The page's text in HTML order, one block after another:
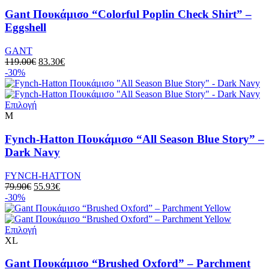
έχει
πολλαπλές
παραλλαγές.
μπορούν
επιλεγούν
στη
σελίδα
Gant Πουκάμισο “Colorful Poplin Check Shirt” –
Eggshell
GANT
119.00€ Original
was:
119.00€.
83.30€Η
τιμή
είναι:
-30%
ΕπιλογήΑυτό
έχει
πολλαπλές
παραλλαγές.
επιλογές
μπορούν
επιλεγούν
στη
σελίδα
M
Fynch-Hatton Πουκάμισο “All Season Blue Story” –
Dark Navy
FYNCH-HATTON
79.90€ Original
was:
79.90€.
55.93€Η
τιμή
είναι:
-30%
ΕπιλογήΑυτό
έχει
XL
Gant Πουκάμισο “Brushed Oxford” – Parchment